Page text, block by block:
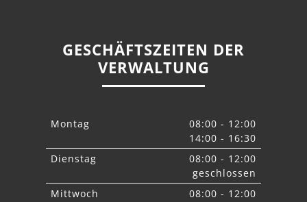
GESCHÄFTSZEITEN DER
VERWALTUNG
Montag
08:00 - 12:00
14:00 - 16:30
Dienstag
08:00 - 12:00
geschlossen
Mittwoch
08:00 - 12:00